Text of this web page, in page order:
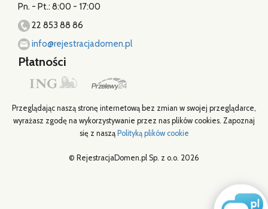
Pn. - Pt.: 8:00 - 17:00
22 853 88 86
info@rejestracjadomen.pl
Płatności
Przeglądając naszą stronę internetową bez zmian w swojej przeglądarce,
wyrażasz zgodę na wykorzystywanie przez nas plików cookies. Zapoznaj
się z naszą Polityką plików cookie
© RejestracjaDomen.pl Sp. z o.o. 2026